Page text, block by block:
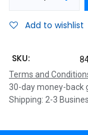
Add to wishlist
SKU:
Terms and
30-day money-back
Shipping: 2-3